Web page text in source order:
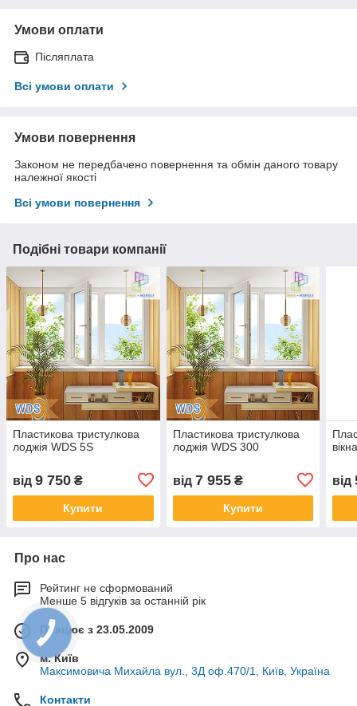
Умови оплати
Післяплата
Всі умови оплати
Умови повернення
Законом не передбачено повернення та обмін даного товару
належної якості
Всі умови повернення
Подібні товари компанії
Пластикова тристулкова
лоджія WDS 5S
від 9 750 ₴
Купити
Пластикова тристулкова
лоджія WDS 300
від 7 955₴
Купити
від
Про нас
Рейтинг не сформований
Менше 5 відгуків за останній рік
Працює з 23.05.2009
м. Київ
Максимовича Михайла вул., 3Д оф.470/1, Київ, Україна
Контакти